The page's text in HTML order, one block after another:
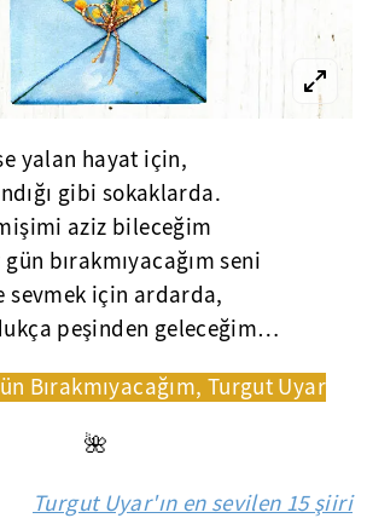
yalan hayat için,
gibi sokaklarda.
aziz bileceğim
bırakmıyacağım seni
sevmek için ardarda,
peşinden geleceğim…
Bırakmıyacağım, Turgut Uyar
🌺
Turgut Uyar'ın en sevilen 15 şiiri